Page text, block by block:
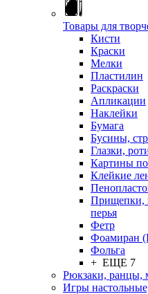
Товары для
Кисти
Краски
Мелки
Пластилин
Раскраски
Апликации
Наклейки
Бумага
Бусины,
Глазки,
Картины
Клейкие
Прищепки,
перья
Фетр
Фоамиран
Фольга
+ ЕЩЕ 7
Рюкзаки, ранцы,
Игры